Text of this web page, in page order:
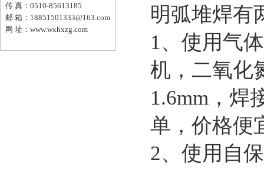
传 真：0510-85613185
邮 箱：18851501333@163.com
网 址：www.wxhxzg.com
明弧堆焊有
1、使用气
机，二氧化
1.6mm，焊
单，价格便
2、使用自